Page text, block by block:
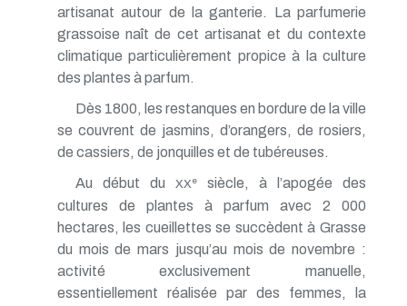
artisanat autour de la ganterie. La parfumerie
grassoise naît de cet artisanat et du contexte
climatique particulièrement propice à la culture
des plantes à parfum.
Dès 1800, les restanques en bordure de la ville
se couvrent de jasmins, d’orangers, de rosiers,
de cassiers, de jonquilles et de tubéreuses.
Au début du
XXesiècle, à l’apogée des
cultures de plantes à parfum avec 2 000
hectares, les cueillettes se succèdent à Grasse
du mois de mars jusqu’au mois de novembre :
activité exclusivement manuelle,
essentiellement réalisée par des femmes, la